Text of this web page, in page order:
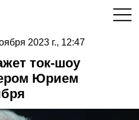
2023 г., 12:47
ток-шоу
Юрием